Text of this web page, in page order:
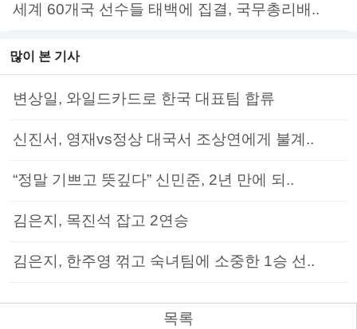
세계 60개국 선수들 태백에 집결, 국무총리배..
많이 본 기사
변상일, 와일드카드로 한국 대표팀 합류
신진서, 영재vs정상 대국서 조상연에게 불계..
“정말 기쁘고 뜻깊다” 신민준, 2년 만에 되..
김은지, 목진석 잡고 2연승
김은지, 한주영 꺾고 숙녀팀에 소중한 1승 선..
목록